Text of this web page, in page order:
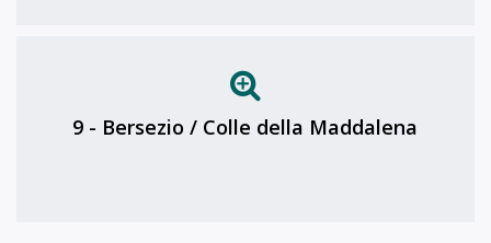
9 - Bersezio / Colle della Maddalena